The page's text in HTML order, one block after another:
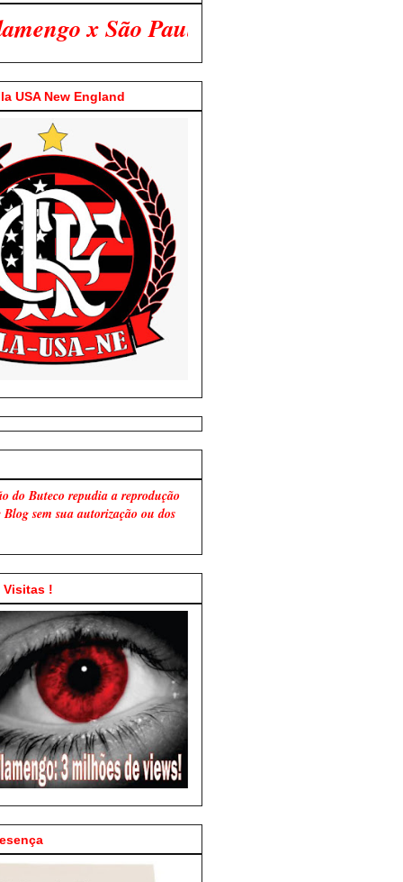
Venha Participar Conosco!
USA New England
do Buteco repudia a reprodução
Blog sem sua autorização ou dos
Visitas !